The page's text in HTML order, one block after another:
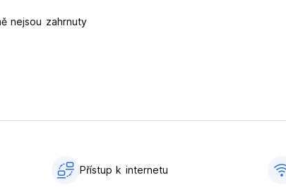
nejsou zahrnuty
Přístup k internetu